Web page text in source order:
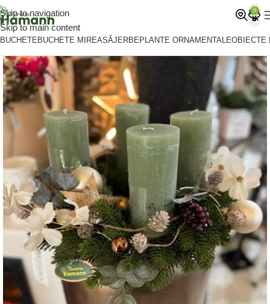
Skip to navigation
Skip to main content
0
BUCHETE BUCHETE MIREASĂJERBE PLANTE ORNAMENTALEOBIECTE